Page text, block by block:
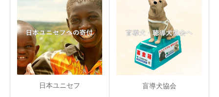
日本ユニセフ 盲導犬協会